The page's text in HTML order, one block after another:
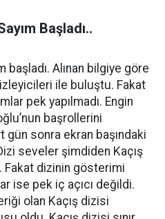
Başladı..
başladı. Alınan bilgiye göre
ile buluştu. Fakat
pek yapılmadı. Engin
başrollerini
gün sonra ekran başındaki
seveler şimdiden Kaçış
Fakat dizinin gösterimi
ise pek iç açıcı değildi.
olan Kaçış dizisi